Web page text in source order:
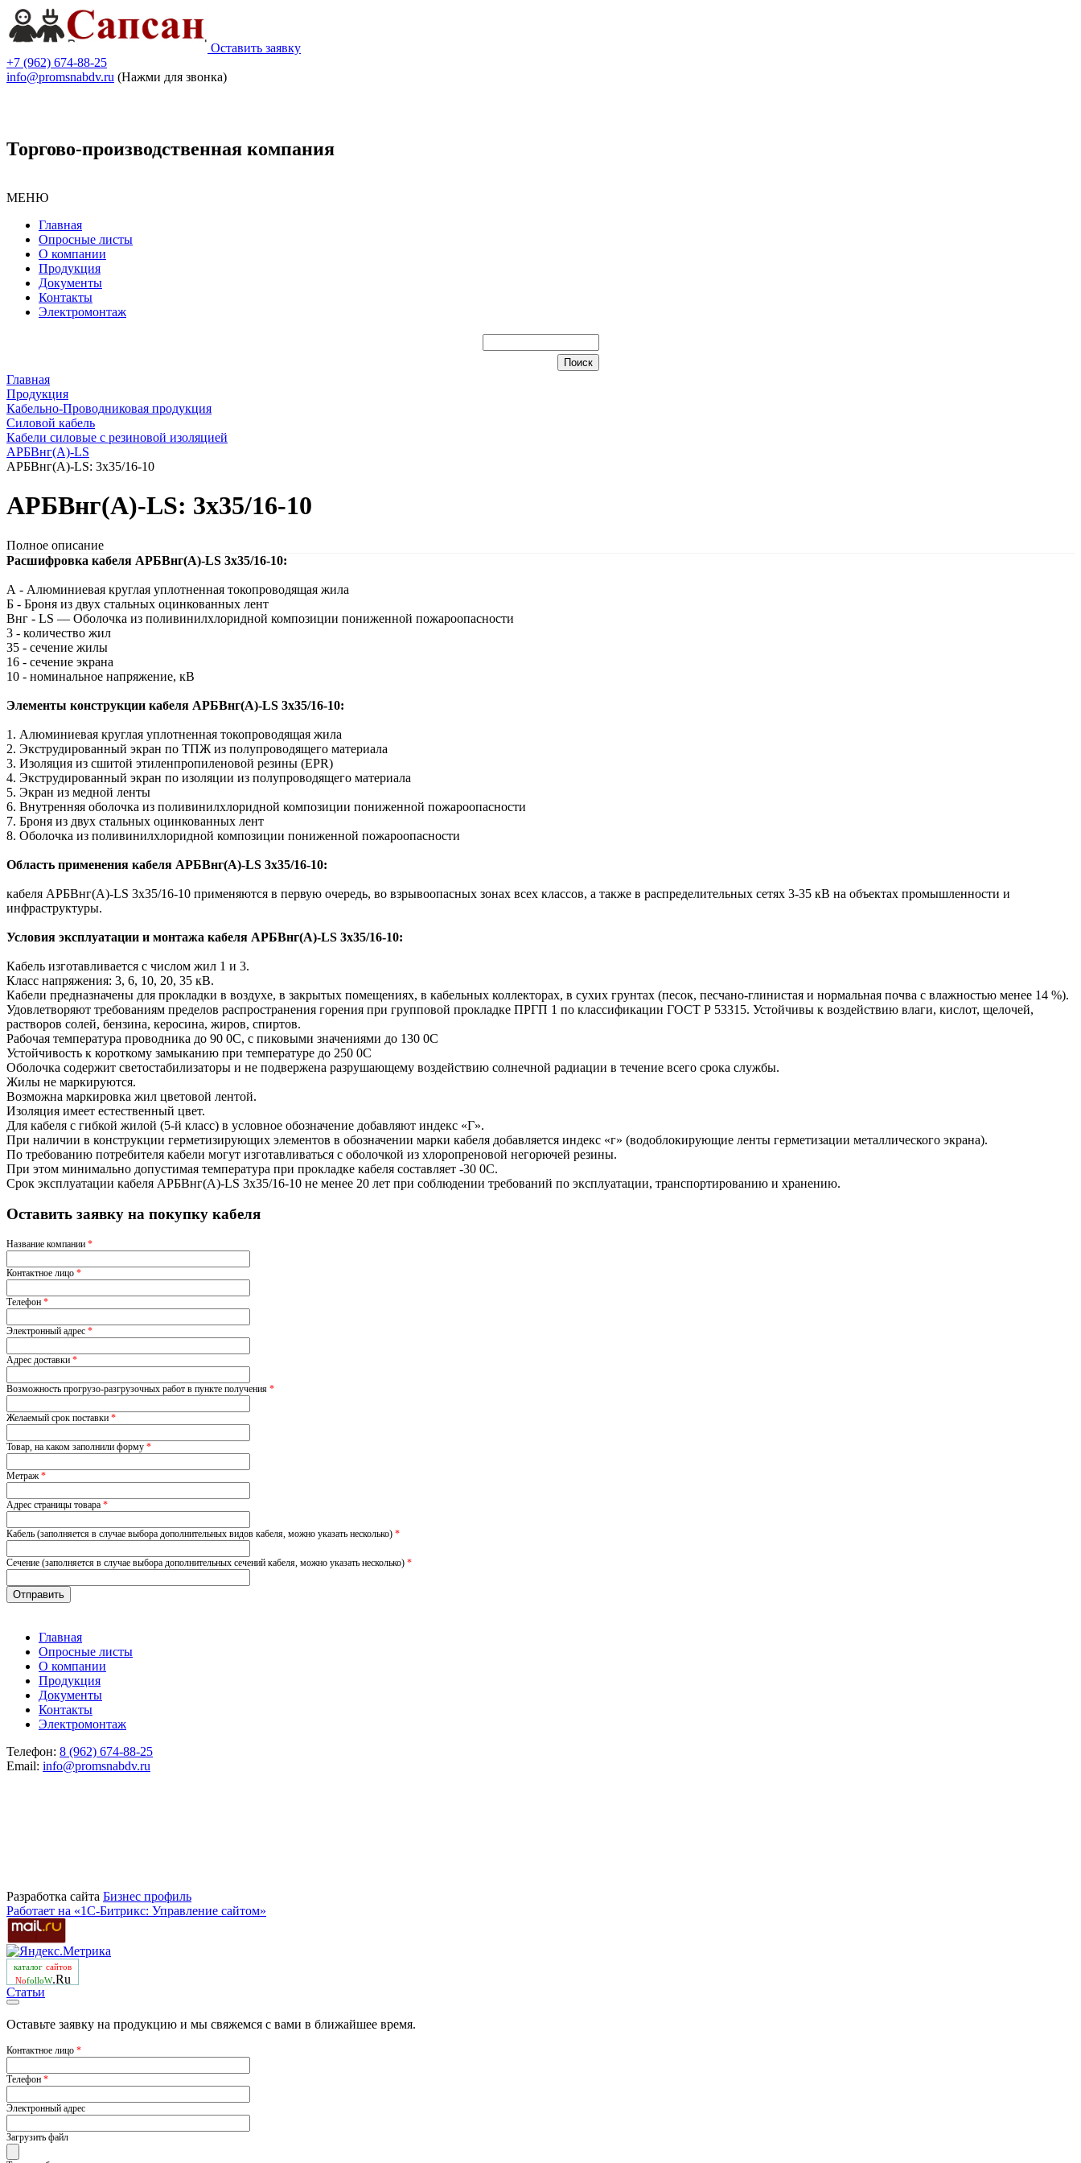
Оставить заявку
+7 (962) 674-88-25
info@promsnabdv.ru (Нажми для звонка)
Торгово-производственная компания
МЕНЮ
Главная
Опросные листы
О компании
Продукция
Документы
Контакты
Электромонтаж
Главная
Продукция
Кабельно-Проводниковая продукция
Силовой кабель
Кабели силовые с резиновой изоляцией
АРБВнг(A)-LS
АРБВнг(A)-LS: 3х35/16-10
АРБВнг(A)-LS: 3х35/16-10
Полное описание
Расшифровка кабеля АРБВнг(A)-LS 3х35/16-10:
А - Алюминиевая круглая уплотненная токопроводящая жила
Б - Броня из двух стальных оцинкованных лент
Внг - LS — Оболочка из поливинилхлоридной композиции пониженной пожароопасности
3 - количество жил
35 - сечение жилы
16 - сечение экрана
10 - номинальное напряжение, кВ
Элементы конструкции кабеля АРБВнг(A)-LS 3х35/16-10:
1. Алюминиевая круглая уплотненная токопроводящая жила
2. Экструдированный экран по ТПЖ из полупроводящего материала
3. Изоляция из сшитой этиленпропиленовой резины (EPR)
4. Экструдированный экран по изоляции из полупроводящего материала
5. Экран из медной ленты
6. Внутренняя оболочка из поливинилхлоридной композиции пониженной пожароопасности
7. Броня из двух стальных оцинкованных лент
8. Оболочка из поливинилхлоридной композиции пониженной пожароопасности
Область применения кабеля АРБВнг(A)-LS 3х35/16-10:
кабеля АРБВнг(A)-LS 3х35/16-10 применяются в первую очередь, во взрывоопасных зонах всех классов, а также в распределительных сетях 3-35 кВ на объектах промышленности и
инфраструктуры.
Условия эксплуатации и монтажа кабеля АРБВнг(A)-LS 3х35/16-10:
Кабель изготавливается с числом жил 1 и 3.
Класс напряжения: 3, 6, 10, 20, 35 кВ.
Кабели предназначены для прокладки в воздухе, в закрытых помещениях, в кабельных коллекторах, в сухих грунтах (песок, песчано-глинистая и нормальная почва с влажностью менее 14 %).
Удовлетворяют требованиям пределов распространения горения при групповой прокладке ПРГП 1 по классификации ГОСТ Р 53315. Устойчивы к воздействию влаги, кислот, щелочей,
растворов солей, бензина, керосина, жиров, спиртов.
Рабочая температура проводника до 90 0С, с пиковыми значениями до 130 0С
Устойчивость к короткому замыканию при температуре до 250 0С
Оболочка содержит светостабилизаторы и не подвержена разрушающему воздействию солнечной радиации в течение всего срока службы.
Жилы не маркируются.
Возможна маркировка жил цветовой лентой.
Изоляция имеет естественный цвет.
Для кабеля с гибкой жилой (5-й класс) в условное обозначение добавляют индекс «Г».
При наличии в конструкции герметизирующих элементов в обозначении марки кабеля добавляется индекс «г» (водоблокирующие ленты герметизации металлического экрана).
По требованию потребителя кабели могут изготавливаться с оболочкой из хлоропреновой негорючей резины.
При этом минимально допустимая температура при прокладке кабеля составляет -30 0С.
Срок эксплуатации кабеля АРБВнг(A)-LS 3х35/16-10 не менее 20 лет при соблюдении требований по эксплуатации, транспортированию и хранению.
Оставить заявку на покупку кабеля
Название компании *
Контактное лицо *
Телефон *
Электронный адрес *
Адрес доставки *
Возможность прогрузо-разгрузочных работ в пункте получения *
Желаемый срок поставки *
Товар, на каком заполнили форму *
Метраж*
Адрес страницы товара *
Кабель (заполняется в случае выбора дополнительных видов кабеля, можно указать несколько) *
Сечение (заполняется в случае выбора дополнительных сечений кабеля, можно указать несколько) *
Главная
Опросные листы
О компании
Продукция
Документы
Контакты
Электромонтаж
Телефон: 8 (962) 674-88-25
Email: info@promsnabdv.ru
Разработка сайта Бизнеc профиль
Работает на «1С-Битрикс: Управление сайтом»
каталог сайтов
NofolloW.Ru
Статьи
Оставьте заявку на продукцию и мы свяжемся с вами в ближайшее время.
Контактное лицо *
Телефон *
Электронный адрес
Загрузить файл